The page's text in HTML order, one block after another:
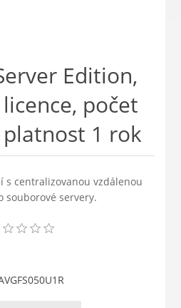
Edition,
počet
1 rok
s centralizovanou vzdálenou
souborové servery.